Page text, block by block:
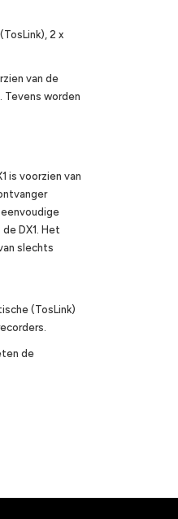
2 x
van de
worden
is voorzien van
DX1. Het
slechts
(TosLink)
de